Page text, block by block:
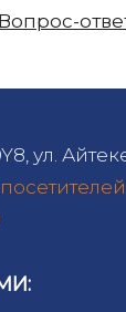
Вопрос-
ул.